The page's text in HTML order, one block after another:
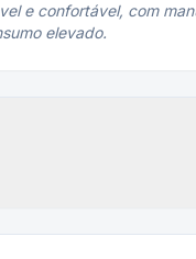
e confortável, com
elevado.